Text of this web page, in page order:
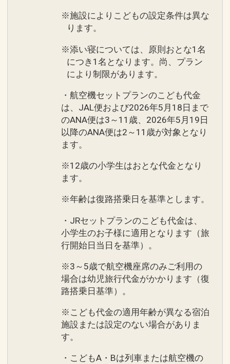
※施設によりこどもの設定条件は異な
ります。
※添い寝については、原則おとな1名
につき1名となります。尚、プラン
により制限があります。
・航空機セットプランのこども代金
は、JAL便および2026年5月18日まで
のANA便は3～11歳、2026年5月19日
以降のANA便は2～11歳が対象となり
ます。
※12歳の小学生はおとな代金となり
ます。
※年齢は復路搭乗日を基準とします。
・JRセットプランのこども代金は、
小学生のお子様に適用となります（旅
行開始日当日を基準）。
※3～5歳で航空機座席のみご利用の
場合は幼児旅行代金がかかります（復
路搭乗日基準）。
※こども代金の適用年齢が異なる宿泊
施設または設定のない場合がありま
す。
・こどもA・Bは列車または航空機の